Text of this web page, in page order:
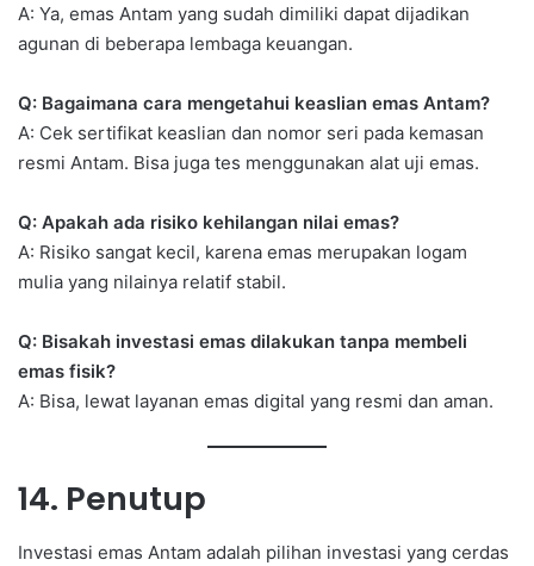
A: Ya, emas Antam yang sudah dimiliki dapat dijadikan
agunan di beberapa lembaga keuangan.
Q: Bagaimana cara mengetahui keaslian emas Antam?
A: Cek sertifikat keaslian dan nomor seri pada kemasan
resmi Antam. Bisa juga tes menggunakan alat uji emas.
Q: Apakah ada risiko kehilangan nilai emas?
A: Risiko sangat kecil, karena emas merupakan logam
mulia yang nilainya relatif stabil.
Q: Bisakah investasi emas dilakukan tanpa membeli
emas fisik?
A: Bisa, lewat layanan emas digital yang resmi dan aman.
14. Penutup
Investasi emas Antam adalah pilihan investasi yang cerdas